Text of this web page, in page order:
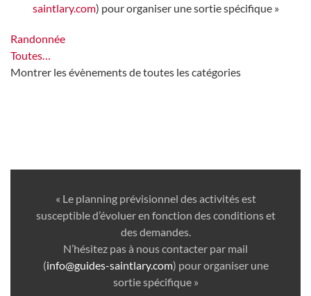
saintlary.com) pour organiser une sortie spécifique »
Randonnée
Toutes…
Montrer les évènements de toutes les catégories
« Le planning prévisionnel des activités est
susceptible d’évoluer en fonction des conditions et
des demandes.
N’hésitez pas à nous contacter par mail
(info@guides-saintlary.com) pour organiser une
sortie spécifique »